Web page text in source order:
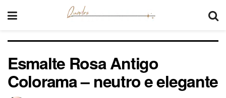
Esmalte Rosa Antigo
Colorama – neutro e elegante